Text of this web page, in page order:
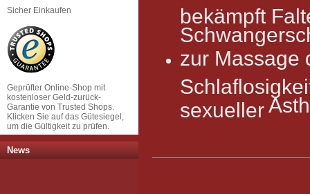
bekämpft
zur Massage
sexueller
Sicher Einkaufen
Geprüfter Online-Shop mit
kostenloser Geld-zurück-
Garantie von Trusted Shops.
Klicken Sie auf das Gütesiegel,
um die Gültigkeit zu prüfen.
News